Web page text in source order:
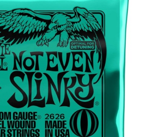
パーカッション
電子ピアノ
その他楽器